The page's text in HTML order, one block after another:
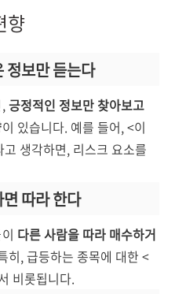
향
정보만 듣는다
긍정적인 정보만 찾아보고
이 있습니다. 예를 들어, <이
생각하면, 리스크 요소를
따라 한다
다른 사람을 따라 매수하거
히, 급등하는 종목에 대한 <
비롯됩니다.